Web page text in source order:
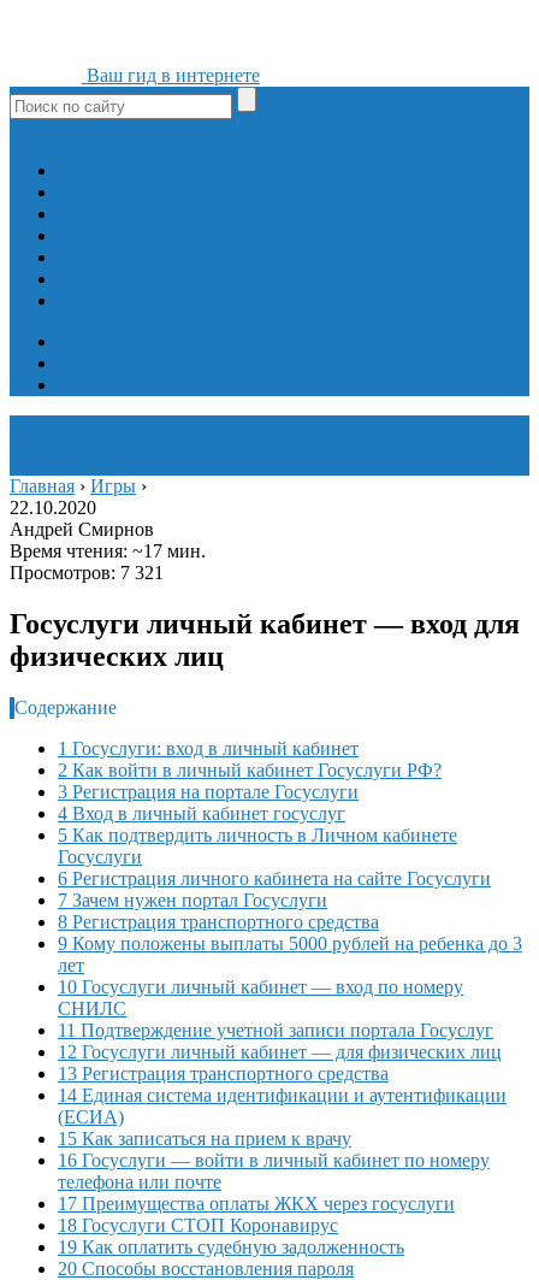
Ваш гид в интернете
Главная › Игры ›
22.10.2020
Андрей Смирнов
Время чтения: ~17 мин.
Просмотров: 7 321
Госуслуги личный кабинет — вход для
физических лиц
Содержание
1 Госуслуги: вход в личный кабинет
2 Как войти в личный кабинет Госуслуги РФ?
3 Регистрация на портале Госуслуги
4 Вход в личный кабинет госуслуг
5 Как подтвердить личность в Личном кабинете
Госуслуги
6 Регистрация личного кабинета на сайте Госуслуги
7 Зачем нужен портал Госуслуги
8 Регистрация транспортного средства
9 Кому положены выплаты 5000 рублей на ребенка до 3
лет
10 Госуслуги личный кабинет — вход по номеру
СНИЛС
11 Подтверждение учетной записи портала Госуслуг
12 Госуслуги личный кабинет — для физических лиц
13 Регистрация транспортного средства
14 Единая система идентификации и аутентификации
(ЕСИА)
15 Как записаться на прием к врачу
16 Госуслуги — войти в личный кабинет по номеру
телефона или почте
17 Преимущества оплаты ЖКХ через госуслуги
18 Госуслуги СТОП Коронавирус
19 Как оплатить судебную задолженность
20 Способы восстановления пароля